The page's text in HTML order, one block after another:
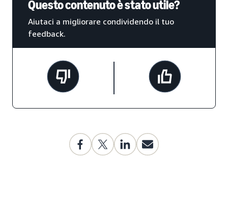
Questo contenuto è stato utile?
Aiutaci a migliorare condividendo il tuo
feedback.